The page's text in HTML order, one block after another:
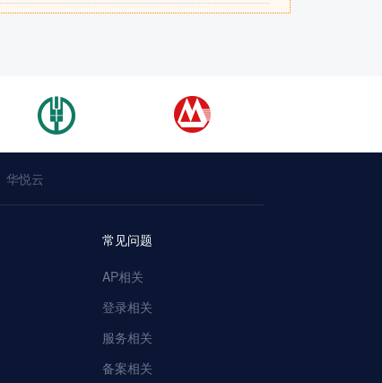
华悦云
常见问题
AP相关
登录相关
服务相关
备案相关